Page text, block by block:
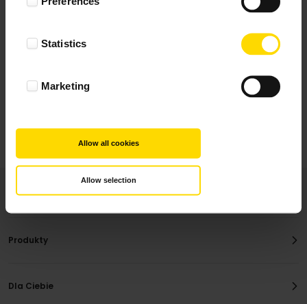
Statistics
Marketing
Allow all cookies
Allow selection
Najbardziej pomocne oceny, które doradzą Ci
Produkty
Dla Ciebie